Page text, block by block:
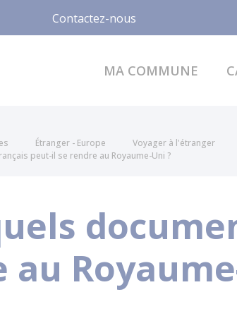
Contactez-nous
MA COMMUNE
Étranger - Europe
Voyager à l'étranger
peut-il se rendre au Royaume-Uni ?
au